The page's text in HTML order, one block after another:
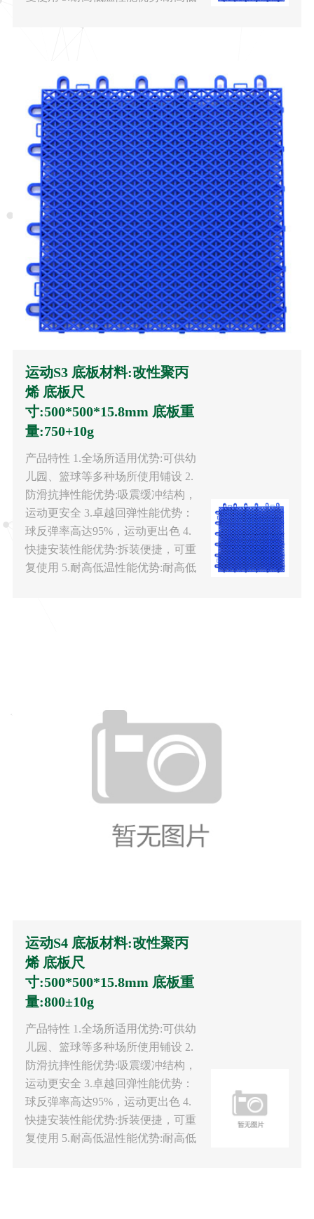
运动S3 底板材料:改性聚丙
烯 底板尺
寸:500*500*15.8mm 底板重
量:750+10g
产品特性 1.全场所适用优势:可供幼
儿园、篮球等多种场所使用铺设 2.
防滑抗摔性能优势:吸震缓冲结构，
运动更安全 3.卓越回弹性能优势：
球反弹率高达95%，运动更出色 4.
快捷安装性能优势:拆装便捷，可重
复使用 5.耐高低温性能优势:耐高低
运动S4 底板材料:改性聚丙
烯 底板尺
寸:500*500*15.8mm 底板重
量:800±10g
产品特性 1.全场所适用优势:可供幼
儿园、篮球等多种场所使用铺设 2.
防滑抗摔性能优势:吸震缓冲结构，
运动更安全 3.卓越回弹性能优势：
球反弹率高达95%，运动更出色 4.
快捷安装性能优势:拆装便捷，可重
复使用 5.耐高低温性能优势:耐高低